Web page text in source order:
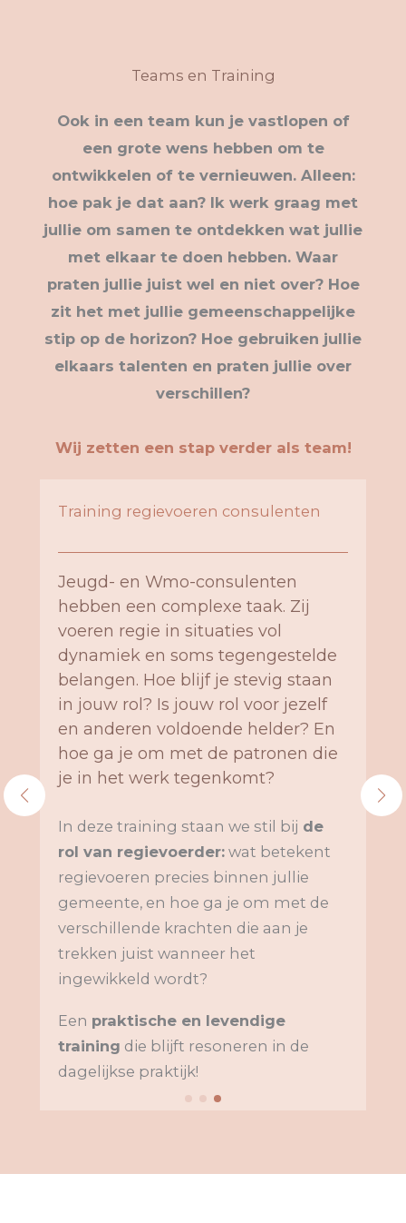
Teams en Training
Ook in een team kun je vastlopen of
een grote wens hebben om te
ontwikkelen of te vernieuwen. Alleen:
hoe pak je dat aan? Ik werk graag met
jullie om samen te ontdekken wat jullie
met elkaar te doen hebben. Waar
praten jullie juist wel en niet over? Hoe
zit het met jullie gemeenschappelijke
stip op de horizon? Hoe gebruiken jullie
elkaars talenten en praten jullie over
verschillen?
Wij zetten een stap verder als team!
Training regievoeren consulenten
Jeugd- en Wmo-consulenten
hebben een complexe taak. Zij
voeren regie in situaties vol
dynamiek en soms tegengestelde
belangen. Hoe blijf je stevig staan
in jouw rol? Is jouw rol voor jezelf
en anderen voldoende helder? En
hoe ga je om met de patronen die
je in het werk tegenkomt?
In deze training staan we stil bij de
rol van regievoerder: wat betekent
regievoeren precies binnen jullie
gemeente, en hoe ga je om met de
verschillende krachten die aan je
trekken juist wanneer het
ingewikkeld wordt?
Een praktische en levendige
training die blijft resoneren in de
dagelijkse praktijk!